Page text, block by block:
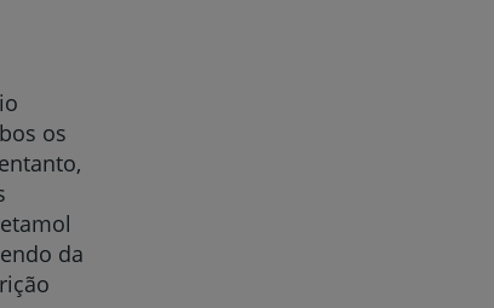
os
da